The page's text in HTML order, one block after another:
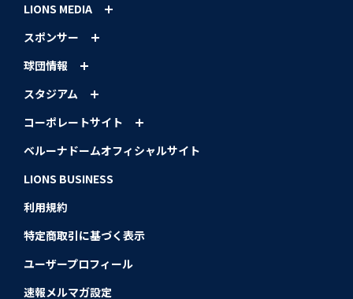
LIONS MEDIA
スポンサー
球団情報
スタジアム
コーポレートサイト
ベルーナドームオフィシャルサイト
LIONS BUSINESS
利用規約
特定商取引に基づく表示
ユーザープロフィール
速報メルマガ設定